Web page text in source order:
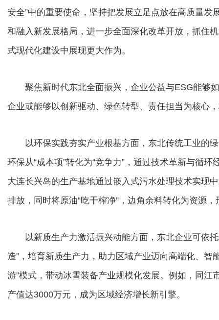
安全”中的重要使命，坚持把发展立足点放在高质量
和融入新发展格局，进一步全面深化改革开放，抓住
式现代化建设中展现更大作为。
聚焦新时代东北全面振兴，企业公益与ESG能够
企业或能够以创新驱动、绿色转型、责任担当为核心
以环保实践夯实产业根基方面，东北传统工业的绿
环保从“成本项”转化为“竞争力”，通过技术革新与循
大连长兴岛的生产基地通过嵌入式污水处理技术实现
排放，同时将原油“吃干榨净”，边角余料转化为资源
以新质生产力激活振兴动能方面，东北企业可依托
造”，培育新质生产力，助力区域产业迈向高端化、智
游”模式，带动冰雪装备产业规模化发展。例如，同
产值达3000万元，成为区域经济增长新引擎。